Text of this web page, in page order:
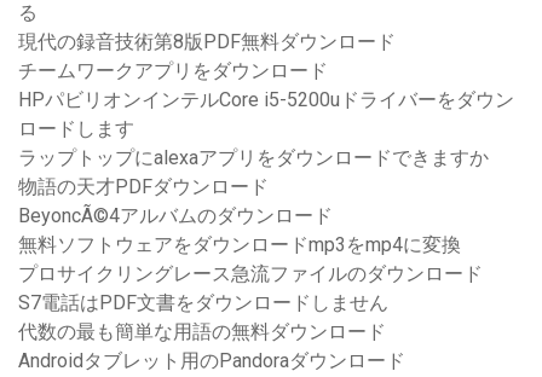
る
現代の録音技術第8版PDF無料ダウンロード
チームワークアプリをダウンロード
HPパビリオンインテルCore i5-5200uドライバーをダウン
ロードします
ラップトップにalexaアプリをダウンロードできますか
物語の天才PDFダウンロード
BeyoncÃ©4アルバムのダウンロード
無料ソフトウェアをダウンロードmp3をmp4に変換
プロサイクリングレース急流ファイルのダウンロード
S7電話はPDF文書をダウンロードしません
代数の最も簡単な用語の無料ダウンロード
Androidタブレット用のPandoraダウンロード